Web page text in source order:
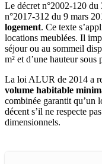
Le décret n°2002-120
n°2017-312 du 9 mars
logement. Ce texte
locations meublées. Il
séjour ou au sommeil
m² et d’une hauteur
La loi ALUR de 2014 a
volume habitable
combinée garantit qu’un
décent s’il ne respecte
dimensionnels.